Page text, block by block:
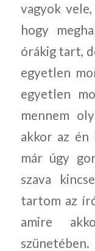
vagyok
hogy
órákig tart,
egyetlen
egyetlen
mennem
akkor az én
már úgy
szava
tartom az
amire